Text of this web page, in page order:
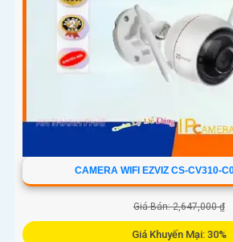
CAMERA WIFI EZVIZ CS-CV310-
Giá Bán: 2,647,000 ₫
Giá Khuyến Mại: 30%